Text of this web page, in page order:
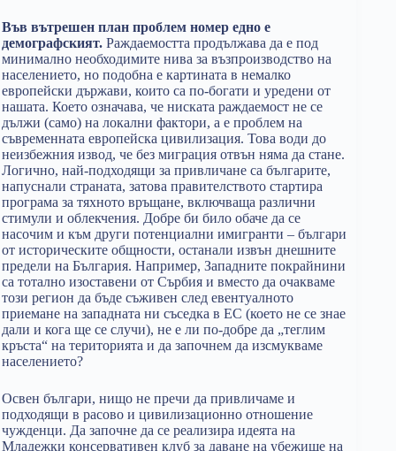
Във вътрешен план проблем номер едно е
демографският. Раждаемостта продължава да е под
минимално необходимите нива за възпроизводство на
населението, но подобна е картината в немалко
европейски държави, които са по-богати и уредени от
нашата. Което означава, че ниската раждаемост не се
дължи (само) на локални фактори, а е проблем на
съвременната европейска цивилизация. Това води до
неизбежния извод, че без миграция отвън няма да стане.
Логично, най-подходящи за привличане са българите,
напуснали страната, затова правителството стартира
програма за тяхното връщане, включваща различни
стимули и облекчения. Добре би било обаче да се
насочим и към други потенциални имигранти – българи
от историческите общности, останали извън днешните
предели на България. Например, Западните покрайнини
са тотално изоставени от Сърбия и вместо да очакваме
този регион да бъде съживен след евентуалното
приемане на западната ни съседка в ЕС (което не се знае
дали и кога ще се случи), не е ли по-добре да „теглим
кръста“ на територията и да започнем да изсмукваме
населението?
Освен българи, нищо не пречи да привличаме и
подходящи в расово и цивилизационно отношение
чужденци. Да започне да се реализира идеята на
Младежки консервативен клуб за даване на убежище на